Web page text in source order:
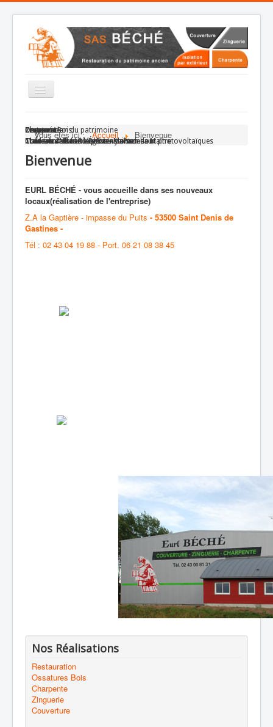
Basculer
L'entreprise
Restauration
Charpente
Couverture
Zinguerie
Couverture
Tuile - Ardoises - Isolations - Panneaux photovoltaïques
Ossature Bois
Maisons & Bureaux - Extensions
Charpente
Traditionnelle - Préaux - Lucarne
Zinguerie
Couverture à faible pente - Joint debout
Restauration du patrimoine
Château - Moulin - Église - Maison de Maître
Vous êtes ici : Accueil Bienvenue
Bienvenue
EURL BÉCHÉ - vous accueille dans ses nouveaux
locaux(réalisation de l'entreprise)
Z.A la Gaptière - impasse du Puits - 53500 Saint Denis de
Gastines -
Tél : 02 43 04 19 88 - Port. 06 21 08 38 45
Nos Réalisations
Restauration
Ossatures Bois
Charpente
Zinguerie
Couverture